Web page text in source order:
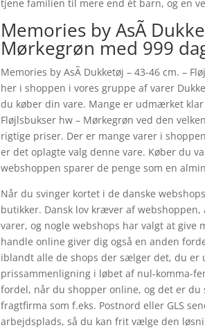
tjene familien til mere end ét barn, og en
Memories by AsÃ­
Mørkegrøn med 999
Memories by AsÃ­ Dukketøj – 43-46 cm. –
her i shoppen i vores gruppe af varer
du køber din vare. Mange er udmærket
Fløjlsbukser hw – Mørkegrøn ved den
rigtige priser. Der er mange varer i
er det oplagte valg denne vare. Køber du
webshoppen sparer de penge som en
Når du svinger kortet i de danske
butikker. Dansk lov kræver af
varer, og nogle webshops har valgt at
handle online giver dig også en anden
iblandt alle de shops der sælger det, du er
prissammenligning i løbet af nul-komma-
fordel, når du shopper online, og det er
fragtfirma som f.eks. Postnord eller GLS
arbejdsplads, så du kan frit vælge den